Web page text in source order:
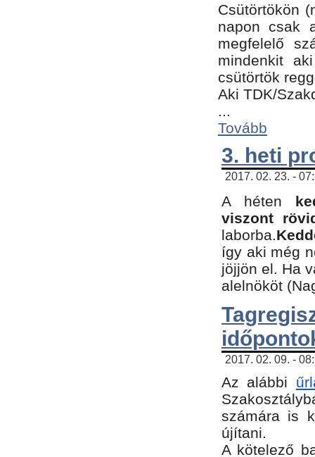
Csütörtökön
napon csak
megfelelő
mindenkit
csütörtök
Aki TDK/
...
Tovább
3. heti
2017. 02. 23. -
A héten
viszont
laborba.
így aki még
jöjjön el. Ha
alelnököt
2017. 02. 09. -
Az alábbi
számára is
újítani.
​A kötelező